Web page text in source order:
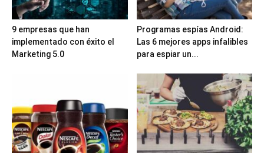
9 empresas que han
implementado con éxito el
Marketing 5.0
Programas espías Android:
Las 6 mejores apps infalibles
para espiar un...